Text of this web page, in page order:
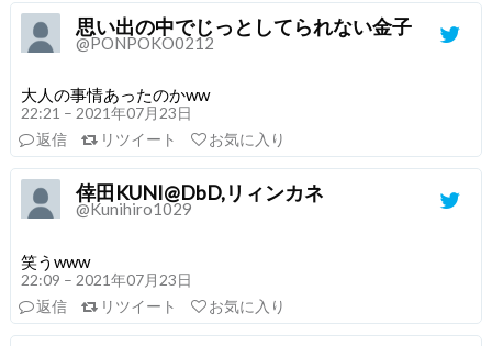
思い出の中でじっとしてられない金子
@PONPOKO0212
大人の事情あったのかww
22:21 – 2021年07月23日
返信
リツイート お気に入り
倖田KUNI@DbD,リィンカネ
@Kunihiro1029
笑うwww
22:09 – 2021年07月23日
返信
リツイート お気に入り